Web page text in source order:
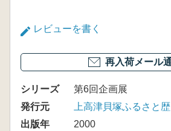
レビューを書く
再入荷メール
シリーズ
第6回企画展
発行元
上高津貝塚ふるさと
出版年
2000